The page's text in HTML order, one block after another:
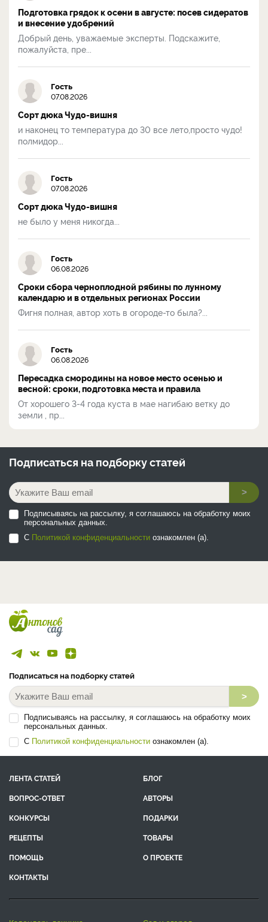
Подготовка грядок к осени в августе: посев сидератов
и внесение удобрений
Добрый день, уважаемые эксперты. Подскажите,
пожалуйста, пре...
Гость
07.08.2026
Сорт дюка Чудо-вишня
и наконец то температура до 30 все лето,просто чудо!
полмидор...
Гость
07.08.2026
Сорт дюка Чудо-вишня
не было у меня никогда...
Гость
06.08.2026
Сроки сбора черноплодной рябины по лунному
календарю и в отдельных регионах России
Фигня полная, автор хоть в огороде-то была?...
Гость
06.08.2026
Пересадка смородины на новое место осенью и
весной: сроки, подготовка места и правила
От хорошего 3-4 года куста в мае нагибаю ветку до
земли , пр...
Подписаться на подборку статей
>
Подписываясь на рассылку, я соглашаюсь на обработку моих
персональных данных.
С Политикой конфиденциальности ознакомлен (а).
Подписаться на подборку статей
>
Подписываясь на рассылку, я соглашаюсь на обработку моих
персональных данных.
С Политикой конфиденциальности ознакомлен (а).
ЛЕНТА СТАТЕЙ
БЛОГ
ВОПРОС-ОТВЕТ
АВТОРЫ
КОНКУРСЫ
ПОДАРКИ
РЕЦЕПТЫ
ТОВАРЫ
ПОМОЩЬ
О ПРОЕКТЕ
КОНТАКТЫ